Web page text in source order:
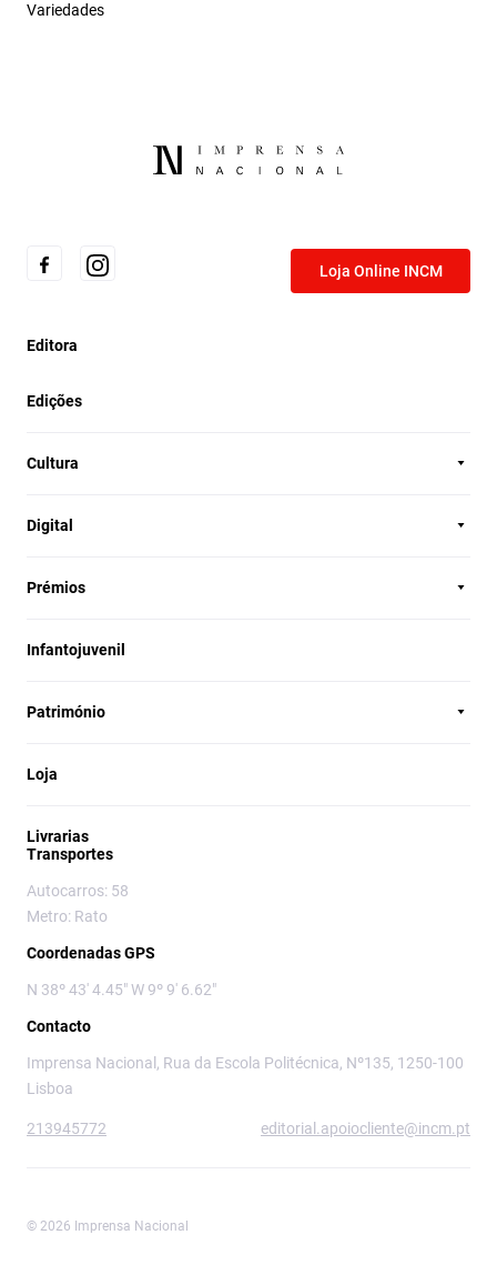
Variedades
Loja Online INCM
Editora
Edições
Cultura
Digital
Prémios
Infantojuvenil
Património
Loja
Livrarias
Transportes
Autocarros: 58
Metro: Rato
Coordenadas GPS
N 38º 43' 4.45" W 9º 9' 6.62"
Contacto
Imprensa Nacional, Rua da Escola Politécnica, Nº135, 1250-100
Lisboa
213945772 editorial.apoiocliente@incm.pt
© 2026 Imprensa Nacional